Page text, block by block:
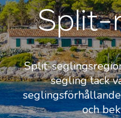
Split-
Split-
segling tack
och